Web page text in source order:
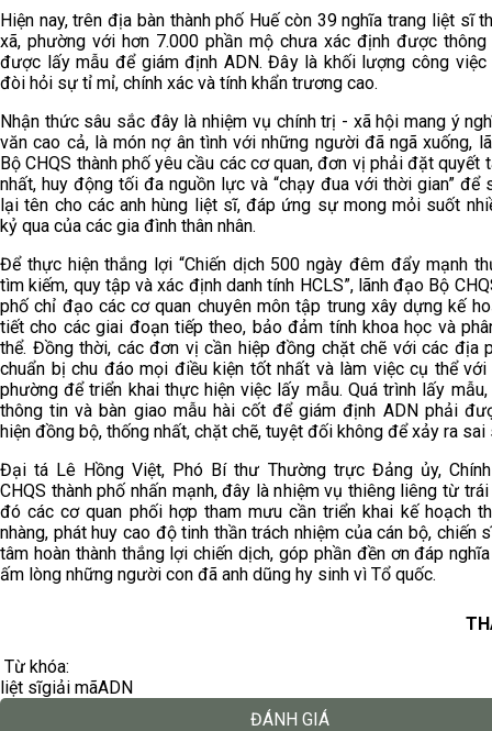
Hiện nay, trên địa bàn thành phố Huế còn 39 nghĩa trang liệt sĩ
xã, phường với hơn 7.000 phần mộ chưa xác định được
được lấy mẫu để giám định ADN. Đây là khối lượng công việc
đòi hỏi sự tỉ mỉ, chính xác và tính khẩn trương cao.
Nhận thức sâu sắc đây là nhiệm vụ chính trị - xã hội mang ý
văn cao cả, là món nợ ân tình với những người đã ngã xuống,
Bộ CHQS thành phố yêu cầu các cơ quan, đơn vị phải đặt quyết
nhất, huy động tối đa nguồn lực và “chạy đua với thời gian” để
lại tên cho các anh hùng liệt sĩ, đáp ứng sự mong mỏi suốt
kỷ qua của các gia đình thân nhân.
Để thực hiện thắng lợi “Chiến dịch 500 ngày đêm đẩy mạnh
tìm kiếm, quy tập và xác định danh tính HCLS”, lãnh đạo Bộ
phố chỉ đạo các cơ quan chuyên môn tập trung xây dựng kế
tiết cho các giai đoạn tiếp theo, bảo đảm tính khoa học và
thể. Đồng thời, các đơn vị cần hiệp đồng chặt chẽ với các địa
chuẩn bị chu đáo mọi điều kiện tốt nhất và làm việc cụ thể với
phường để triển khai thực hiện việc lấy mẫu. Quá trình lấy
thông tin và bàn giao mẫu hài cốt để giám định ADN phải
hiện đồng bộ, thống nhất, chặt chẽ, tuyệt đối không để xảy ra sai
Đại tá Lê Hồng Việt, Phó Bí thư Thường trực Đảng ủy,
CHQS thành phố nhấn mạnh, đây là nhiệm vụ thiêng liêng từ
đó các cơ quan phối hợp tham mưu cần triển khai kế hoạch
nhàng, phát huy cao độ tinh thần trách nhiệm của cán bộ, chiến
tâm hoàn thành thắng lợi chiến dịch, góp phần đền ơn đáp
ấm lòng những người con đã anh dũng hy sinh vì Tổ quốc.
Từ khóa:
liệt sĩgiải mãADN
ĐÁNH GIÁ